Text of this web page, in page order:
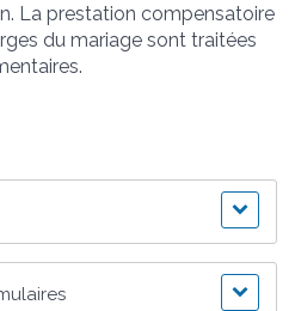
La prestation compensatoire
du mariage sont traitées